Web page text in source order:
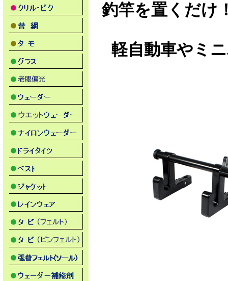
釣竿を置くだけ
軽自動車やミ